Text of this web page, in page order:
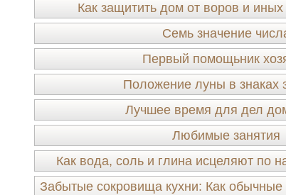
Как защитить дом от воров и иных
Семь значение
Первый помощьник
Положение луны в знаках
Лучшее время для дел
Любимые занятия
Как вода, соль и глина исцеляют по
Забытые сокровища кухни: Как обычные